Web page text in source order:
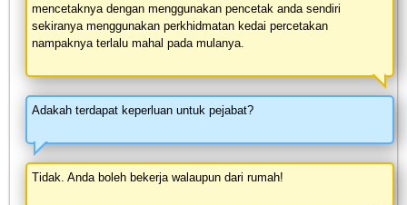
mencetaknya dengan menggunakan pencetak anda sendiri
sekiranya menggunakan perkhidmatan kedai percetakan
nampaknya terlalu mahal pada mulanya.
Adakah terdapat keperluan untuk pejabat?
Tidak. Anda boleh bekerja walaupun dari rumah!